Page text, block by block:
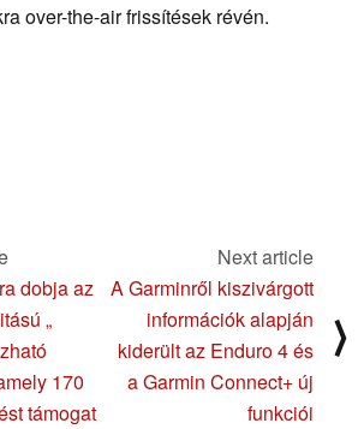
over-the-air frissítések révén.
dobja az
„
170
támogat
Next article
A Garminről kiszivárgott
információk alapján
kiderült az Enduro 4 és
a Garmin Connect+ új
funkciói
⟩